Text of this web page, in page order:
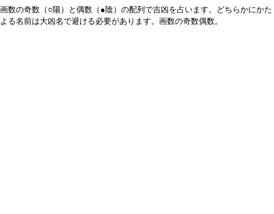
画数の奇数（○陽）と偶数（●陰）の配列で吉凶を占います。どちらかにかた
よる名前は大凶名で避ける必要があります。画数の奇数偶数。